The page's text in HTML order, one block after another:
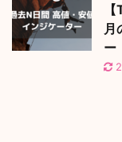
月
ー